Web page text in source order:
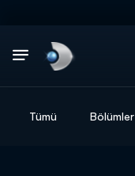
Tümü Bölümler